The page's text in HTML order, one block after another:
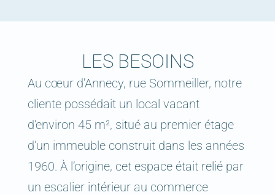
LES BESOINS
Au cœur d’Annecy, rue Sommeiller, notre
cliente possédait un local vacant
d’environ 45 m², situé au premier étage
d’un immeuble construit dans les années
1960. À l’origine, cet espace était relié par
un escalier intérieur au commerce